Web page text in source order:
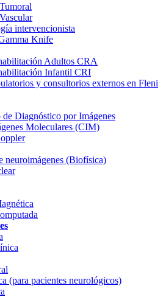
intervencionista
Knife
Adultos CRA
Infantil CRI
y consultorios externos en Fleni
de Diagnóstico por Imágenes
Moleculares (CIM)
neuroimágenes (Biofísica)
(para pacientes neurológicos)